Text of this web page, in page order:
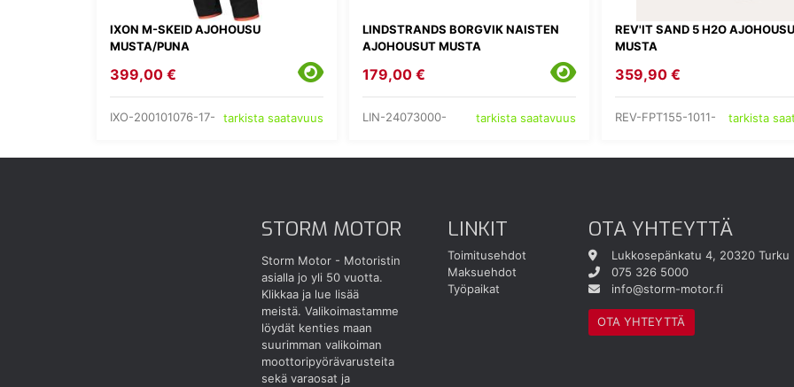
IXON M-SKEID AJOHOUSU
MUSTA/PUNA
399,00 €
IXO-200101076-17- tarkista saatavuus
LINDSTRANDS BORGVIK NAISTEN
AJOHOUSUT MUSTA
179,00 €
LIN-24073000- tarkista saatavuus
REV'IT SAND 5 H2O
MUSTA
359,90 €
REV-FPT155-1011- tarkista
STORM MOTOR
Storm Motor - Motoristin
asialla jo yli 50 vuotta.
Klikkaa ja lue lisää
meistä. Valikoimastamme
löydät kenties maan
suurimman valikoiman
moottoripyörävarusteita
sekä varaosat ja
LINKIT
Toimitusehdot
Maksuehdot
Työpaikat
OTA YHTEYTTÄ
Lukkosepänkatu 4, 20320 Turku
075 326 5000
info@storm-motor.fi
OTA YHTEYTTÄ